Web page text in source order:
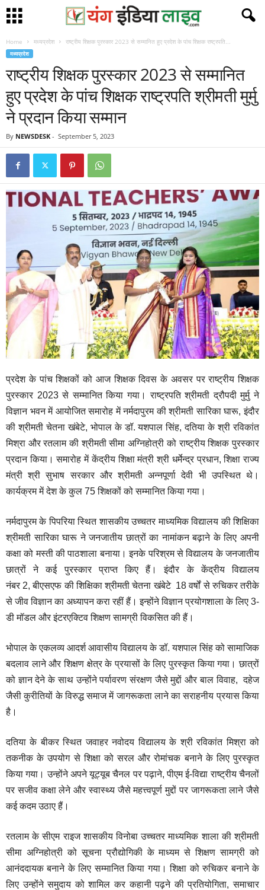
Home मध्यप्रदेश राष्ट्रीय शिक्षक पुरस्कार 2023 से सम्मानित हुए प्रदेश के पांच शिक्षक राष्ट्रपति...
मध्यप्रदेश
राष्ट्रीय शिक्षक पुरस्कार 2023 से सम्मानित
हुए प्रदेश के पांच शिक्षक राष्ट्रपति श्रीमती मुर्मु
ने प्रदान किया सम्मान
By NEWSDESK - September 5, 2023
प्रदेश के पांच शिक्षकों को आज शिक्षक दिवस के अवसर पर राष्ट्रीय शिक्षक
पुरस्कार 2023 से सम्मानित किया गया। राष्ट्रपति श्रीमती द्रौपदी मुर्मु ने
विज्ञान भवन में आयोजित समारोह में नर्मदापुरम की श्रीमती सारिका घारू, इंदौर
की श्रीमती चेतना खंबेटे, भोपाल के डॉ. यशपाल सिंह, दतिया के श्री रविकांत
मिश्रा और रतलाम की श्रीमती सीमा अग्निहोत्री को राष्ट्रीय शिक्षक पुरस्कार
प्रदान किया। समारोह में केंद्रीय शिक्षा मंत्री श्री धर्मेन्द्र प्रधान, शिक्षा राज्य
मंत्री श्री सुभाष सरकार और श्रीमती अन्नपूर्णा देवी भी उपस्थित थे।
कार्यक्रम में देश के कुल 75शिक्षकों को सम्मानित किया गया।
नर्मदापुरम के पिपरिया स्थित शासकीय उच्चतर माध्यमिक विद्यालय की शिक्षिका
श्रीमती सारिका घारू ने जनजातीय छात्रों का नामांकन बढ़ाने के लिए अपनी
कक्षा को मस्ती की पाठशाला बनाया। इनके परिश्रम से विद्यालय के जनजातीय
छात्रों ने कई पुरस्कार प्राप्त किए हैं। इंदौर के केंद्रीय विद्यालय
नंबर 2, बीएसएफ की शिक्षिका श्रीमती चेतना खंबेटे 18 वर्षों से रुचिकर तरीके
से जीव विज्ञान का अध्यापन करा रहीं हैं। इन्होंने विज्ञान प्रयोगशाला के लिए 3-
डी मॉडल और इंटरएक्टिव शिक्षण सामग्री विकसित की हैं।
भोपाल के एकलव्य आदर्श आवासीय विद्यालय के डॉ. यशपाल सिंह को सामाजिक
बदलाव लाने और शिक्षण क्षेत्र के प्रयासों के लिए पुरस्कृत किया गया। छात्रों
को ज्ञान देने के साथ उन्होंने पर्यावरण संरक्षण जैसे मुद्दों और बाल विवाह,दहेज
जैसी कुरीतियों के विरुद्ध समाज में जागरूकता लाने का सराहनीय प्रयास किया
है।
दतिया के बीकर स्थित जवाहर नवोदय विद्यालय के श्री रविकांत मिश्रा को
तकनीक के उपयोग से शिक्षा को सरल और रोमांचक बनाने के लिए पुरस्कृत
किया गया। उन्होंने अपने यूट्यूब चैनल पर पढ़ाने, पीएम ई-विद्या राष्ट्रीय चैनलों
पर सजीव कक्षा लेने और स्वास्थ्य जैसे महत्त्वपूर्ण मुद्दों पर जागरूकता लाने जैसे
कई कदम उठाए हैं।
रतलाम के सीएम राइज शासकीय विनोबा उच्चतर माध्यमिक शाला की श्रीमती
सीमा अग्निहोत्री को सूचना प्रौद्योगिकी के माध्यम से शिक्षण सामग्री को
आनंददायक बनाने के लिए सम्मानित किया गया। शिक्षा को रुचिकर बनाने के
लिए उन्होंने समुदाय को शामिल कर कहानी पढ़ने की प्रतियोगिता, समाचार